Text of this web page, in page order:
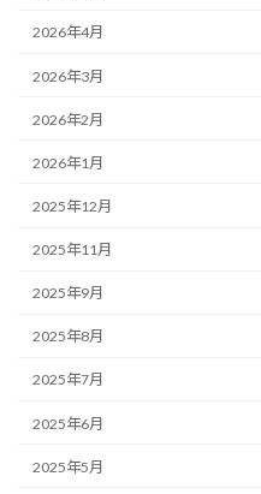
2026年4月
2026年3月
2026年2月
2026年1月
2025年12月
2025年11月
2025年9月
2025年8月
2025年7月
2025年6月
2025年5月